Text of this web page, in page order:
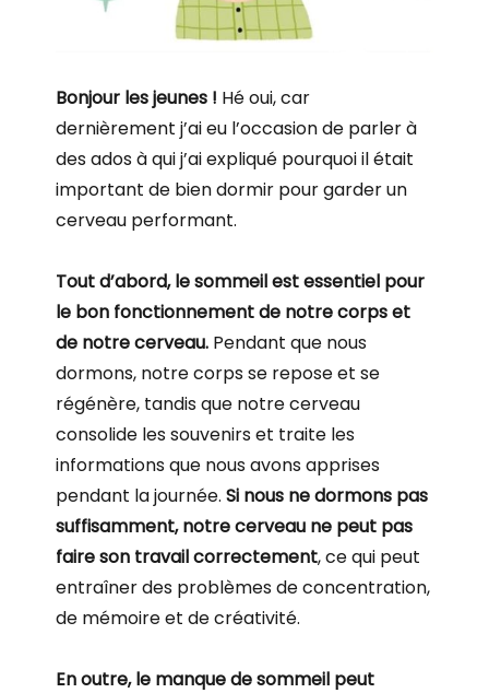
Bonjour les jeunes ! Hé oui, car
dernièrement j’ai eu l’occasion de parler à
des ados à qui j’ai expliqué pourquoi il était
important de bien dormir pour garder un
cerveau performant.
Tout d’abord, le sommeil est essentiel pour
le bon fonctionnement de notre corps et
de notre cerveau. Pendant que nous
dormons, notre corps se repose et se
régénère, tandis que notre cerveau
consolide les souvenirs et traite les
informations que nous avons apprises
pendant la journée.Si nous ne dormons pas
suffisamment, notre cerveau ne peut pas
faire son travail correctement, ce qui peut
entraîner des problèmes de concentration,
de mémoire et de créativité.
En outre, le manque de sommeil peut